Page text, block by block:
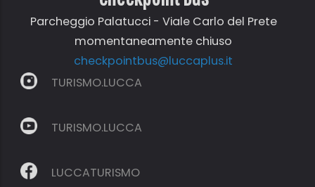
Parcheggio Palatucci - Viale Carlo del Prete
momentaneamente chiuso
checkpointbus@luccaplus.it
TURISMO.LUCCA
TURISMO.LUCCA
LUCCATURISMO